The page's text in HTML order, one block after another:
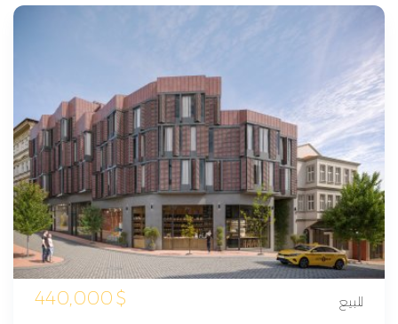
للبيع 440,000